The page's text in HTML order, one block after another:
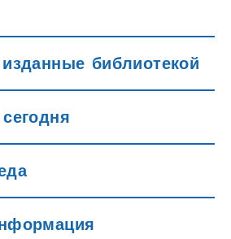
библиотекой